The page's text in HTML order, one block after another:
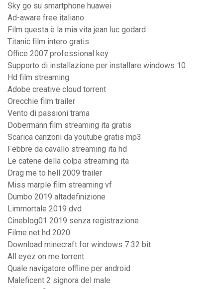
Sky go su smartphone huawei
Ad-aware free italiano
Film questa è la mia vita jean luc godard
Titanic film intero gratis
Office 2007 professional key
Supporto di installazione per installare windows 10
Hd film streaming
Adobe creative cloud torrent
Orecchie film trailer
Vento di passioni trama
Dobermann film streaming ita gratis
Scarica canzoni da youtube gratis mp3
Febbre da cavallo streaming ita hd
Le catene della colpa streaming ita
Drag me to hell 2009 trailer
Miss marple film streaming vf
Dumbo 2019 altadefinizione
Limmortale 2019 dvd
Cineblog01 2019 senza registrazione
Filme net hd 2020
Download minecraft for windows 7 32 bit
All eyez on me torrent
Quale navigatore offline per android
Maleficent 2 signora del male